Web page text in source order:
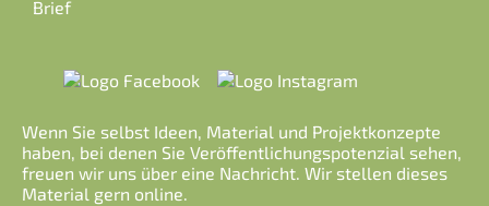
Wenn Sie selbst Ideen, Material und Projektkonzepte
haben, bei denen Sie Veröffentlichungspotenzial sehen,
freuen wir uns über eine Nachricht. Wir stellen dieses
Material gern online.